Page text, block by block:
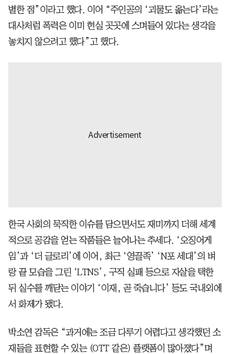
별한 점”이라고 했다. 이어 “주인공의 ‘괴물도 옮는다’라는
대사처럼 폭력은 이미 현실 곳곳에 스며들어 있다는 생각을
놓치지 않으려고 했다”고 했다.
한국 사회의 묵직한 이슈를 담으면서도 재미까지 더해 세계
적으로 공감을 얻는 작품들은 늘어나는 추세다. ‘오징어게
임’과 ‘더 글로리’에 이어, 최근 ‘영끌족’ ‘N포 세대’의 벼
랑 끝 모습을 그린 ‘LTNS’, 구직 실패 등으로 자살을 택한
뒤 실수를 깨닫는 이야기 ‘이재, 곧 죽습니다’ 등도 국내외에
서 화제가 됐다.
박소연 감독은 “과거에는 조금 다루기 어렵다고 생각했던 소
재들을 표현할 수 있는 (OTT 같은) 플랫폼이 많아졌다”며